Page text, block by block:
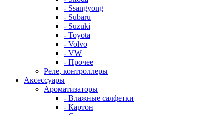
- Ssangyong
- Subaru
- Suzuki
- Toyota
- Volvo
- VW
- Прочее
Реле, контроллеры
Аксессуары
Ароматизаторы
- Влажные салфетки
- Картон